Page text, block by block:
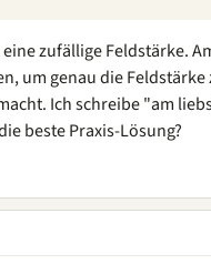
zufällige Feldstärke.
um genau die
Ich schreibe "am
beste Praxis-Lösung?